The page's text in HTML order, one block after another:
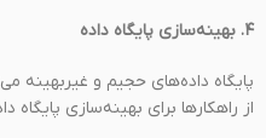
۴. بهینه‌سازی پایگاه داده
پایگاه داده‌های حجیم و غیربهینه
از راهکارها برای بهینه‌سازی پایگاه